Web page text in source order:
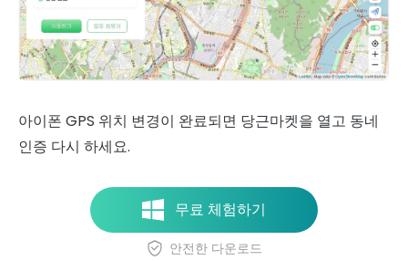
아이폰 GPS 위치 변경이 완료되면 당근마켓을 열고 동네
인증 다시 하세요.
무료 체험하기
안전한 다운로드